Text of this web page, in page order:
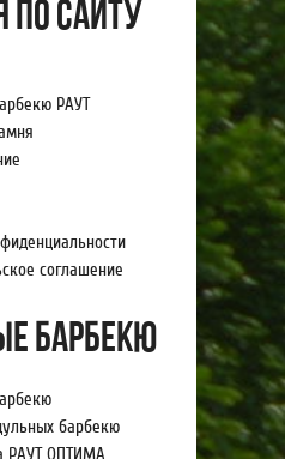
по сайту
РАУТ
соглашение
барбекю
барбекю
РАУТ ОПТИМА